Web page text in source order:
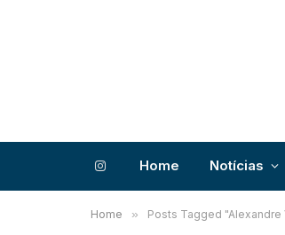
InstagramHome Notícias
Home » Posts Tagged "Alexandre